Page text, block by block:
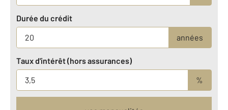
Durée du crédit
années
Taux d'intérêt (hors assurances)
%